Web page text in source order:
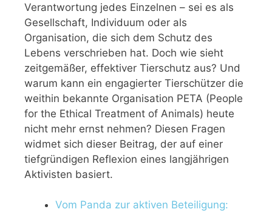
Verantwortung jedes Einzelnen – sei es als
Gesellschaft, Individuum oder als
Organisation, die sich dem Schutz des
Lebens verschrieben hat. Doch wie sieht
zeitgemäßer, effektiver Tierschutz aus? Und
warum kann ein engagierter Tierschützer die
weithin bekannte Organisation PETA (People
for the Ethical Treatment of Animals) heute
nicht mehr ernst nehmen? Diesen Fragen
widmet sich dieser Beitrag, der auf einer
tiefgründigen Reflexion eines langjährigen
Aktivisten basiert.
Vom Panda zur aktiven Beteiligung: